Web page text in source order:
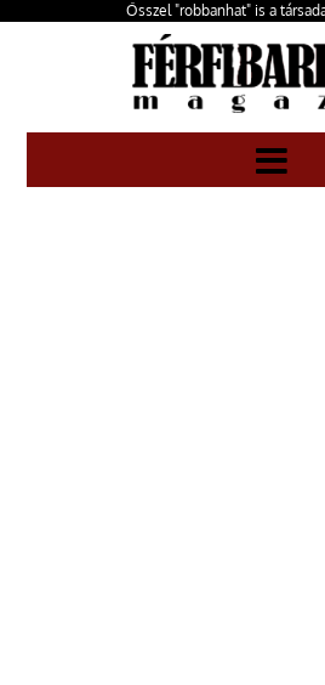
Ősszel "robbanhat" is a